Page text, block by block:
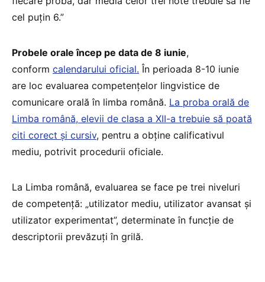
cel puțin 6.”
Probele orale încep pe data de 8 iunie,
conform calendarului oficial. În perioada 8-10 iunie
are loc evaluarea competențelor lingvistice de
comunicare orală în limba română. La proba orală de
Limba română, elevii de clasa a XII-a trebuie să poată
citi corect și cursiv, pentru a obține calificativul
mediu, potrivit procedurii oficiale.
La Limba română, evaluarea se face pe trei niveluri
de competență: „utilizator mediu, utilizator avansat și
utilizator experimentat”, determinate în funcție de
descriptorii prevăzuți în grilă.